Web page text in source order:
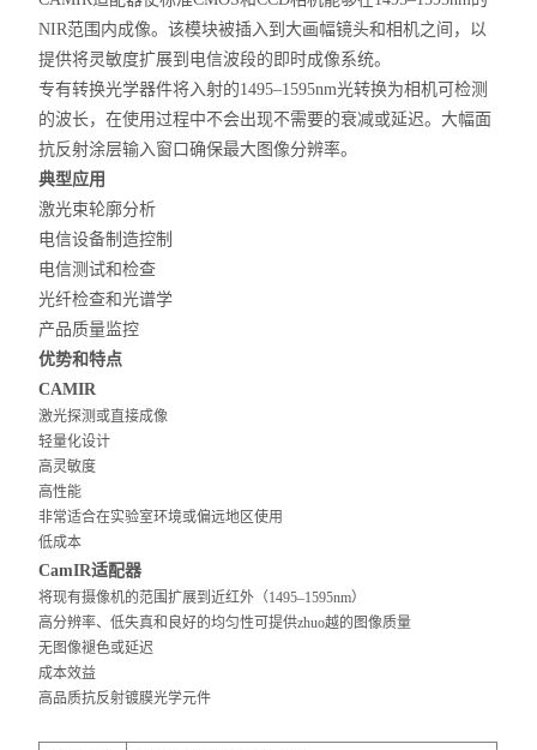
NIR范围内成像。该模块被插入到大画幅镜头和相机之间，以
提供将灵敏度扩展到电信波段的即时成像系统。
专有转换光学器件将入射的1495–1595nm光转换为相机可检测
的波长，在使用过程中不会出现不需要的衰减或延迟。大幅面
抗反射涂层输入窗口确保最大图像分辨率。
典型应用
激光束轮廓分析
电信设备制造控制
电信测试和检查
光纤检查和光谱学
产品质量监控
优势和特点
CAMIR
激光探测或直接成像
轻量化设计
高灵敏度
高性能
非常适合在实验室环境或偏远地区使用
低成本
CamIR适配器
将现有摄像机的范围扩展到近红外（1495–1595nm）
高分辨率、低失真和良好的均匀性可提供zhuo越的图像质量
无图像褪色或延迟
成本效益
高品质抗反射镀膜光学元件